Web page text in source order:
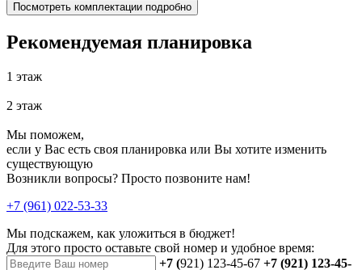
Посмотреть комплектации подробно
Рекомендуемая планировка
1 этаж
2 этаж
Мы поможем,
если у Вас есть своя планировка или Вы хотите изменить
существующую
Возникли вопросы? Просто позвоните нам!
+7 (961) 022-53-33
Мы подскажем, как уложиться в бюджет!
Для этого просто оставьте свой номер и удобное время:
+7 (921) 123-45-67 +7 (921) 123-45-